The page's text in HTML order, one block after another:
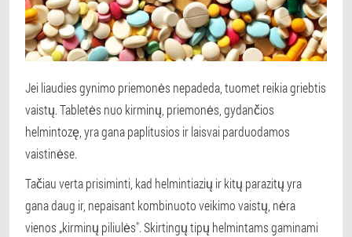
Jei liaudies gynimo priemonės nepadeda, tuomet reikia griebtis
vaistų. Tabletės nuo kirminų, priemonės, gydančios
helmintozę, yra gana paplitusios ir laisvai parduodamos
vaistinėse.
Tačiau verta prisiminti, kad helmintiazių ir kitų parazitų yra
gana daug ir, nepaisant kombinuoto veikimo vaistų, nėra
vienos „kirminų piliulės". Skirtingų tipų helmintams gaminami